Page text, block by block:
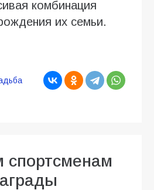
комбинация
их семьи.
спортсменам